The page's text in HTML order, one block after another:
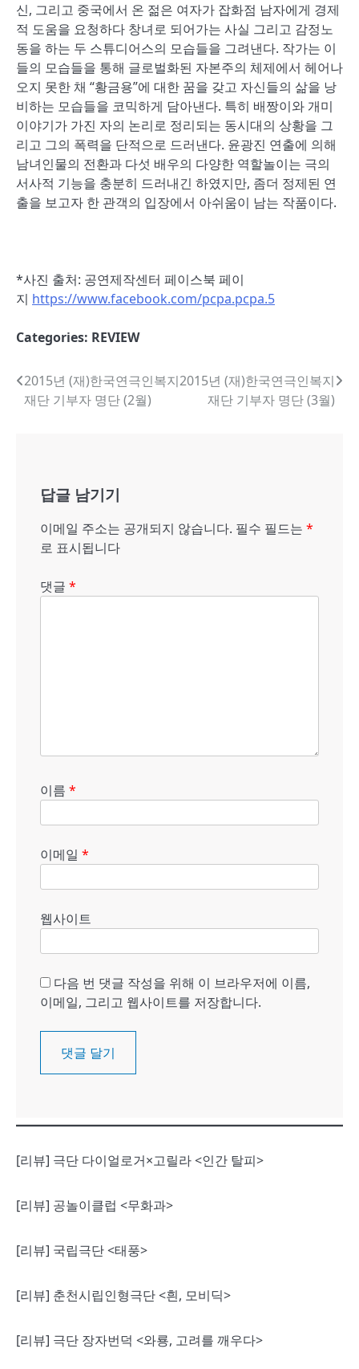
신, 그리고 중국에서 온 젊은 여자가 잡화점 남자에게 경제
적 도움을 요청하다 창녀로 되어가는 사실 그리고 감정노
동을 하는 두 스튜디어스의 모습들을 그려낸다. 작가는 이
들의 모습들을 통해 글로벌화된 자본주의 체제에서 헤어나
오지 못한 채 “황금용”에 대한 꿈을 갖고 자신들의 삶을 낭
비하는 모습들을 코믹하게 담아낸다. 특히 배짱이와 개미
이야기가 가진 자의 논리로 정리되는 동시대의 상황을 그
리고 그의 폭력을 단적으로 드러낸다. 윤광진 연출에 의해
남녀인물의 전환과 다섯 배우의 다양한 역할놀이는 극의
서사적 기능을 충분히 드러내긴 하였지만, 좀더 정제된 연
출을 보고자 한 관객의 입장에서 아쉬움이 남는 작품이다.
*사진 출처: 공연제작센터 페이스북 페이
지 https://www.facebook.com/pcpa.pcpa.5
Categories: REVIEW
글
내
2015년 (재)한국연극인복지
재단 기부자 명단 (2월)
2015년 (재)한국연극인복지
재단 기부자 명단 (3월)
답글 남기기
이메일 주소는 공개되지 않습니다. 필수 필드는 *
로 표시됩니다
댓글 *
이름 *
이메일 *
웹사이트
다음 번 댓글 작성을 위해 이 브라우저에 이름,
이메일, 그리고 웹사이트를 저장합니다.
[리뷰] 극단 다이얼로거×고릴라 <인간 탈피>
[리뷰] 공놀이클럽 <무화과>
[리뷰] 국립극단 <태풍>
[리뷰] 춘천시립인형극단 <흰, 모비딕>
[리뷰] 극단 장자번덕 <와룡, 고려를 깨우다>